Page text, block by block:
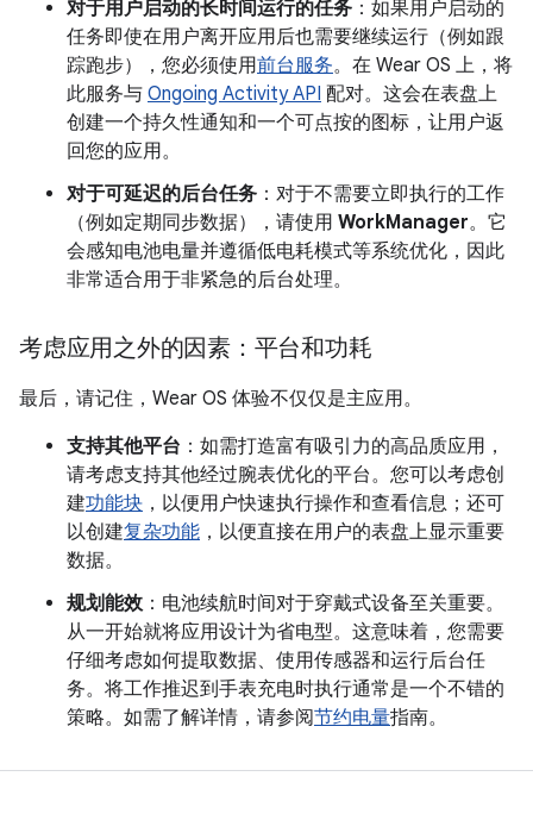
对于用户启动的长时间运行的任务 ：如果用户启动的
任务即使在用户离开应用后也需要继续运行（例如跟
踪跑步），您必须使用前台服务。在 Wear OS 上，将
此服务与 Ongoing Activity API 配对。这会在表盘上
创建一个持久性通知和一个可点按的图标，让用户返
回您的应用。
对于可延迟的后台任务 ：对于不需要立即执行的工作
（例如定期同步数据），请使用 WorkManager。它
会感知电池电量并遵循低电耗模式等系统优化，因此
非常适合用于非紧急的后台处理。
考虑应用之外的因素：平台和功耗
最后，请记住，Wear OS 体验不仅仅是主应用。
支持其他平台 ：如需打造富有吸引力的高品质应用，
请考虑支持其他经过腕表优化的平台。您可以考虑创
建功能块 ，以便用户快速执行操作和查看信息；还可
以创建复杂功能 ，以便直接在用户的表盘上显示重要
数据。
规划能效：电池续航时间对于穿戴式设备至关重要。
从一开始就将应用设计为省电型。这意味着，您需要
仔细考虑如何提取数据、使用传感器和运行后台任
务。将工作推迟到手表充电时执行通常是一个不错的
策略。如需了解详情，请参阅节约电量指南。